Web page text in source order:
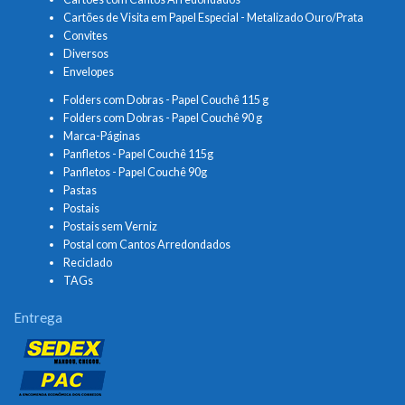
Cartões de Visita em Papel Especial - Metalizado Ouro/Prata
Convites
Diversos
Envelopes
Folders com Dobras - Papel Couchê 115 g
Folders com Dobras - Papel Couchê 90 g
Marca-Páginas
Panfletos - Papel Couchê 115g
Panfletos - Papel Couchê 90g
Pastas
Postais
Postais sem Verniz
Postal com Cantos Arredondados
Reciclado
TAGs
Entrega